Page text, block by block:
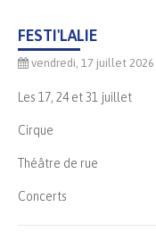
FESTI'LALIE
vendredi, 17 juillet 2026
Les 17, 24 et 31 juillet
Cirque
Théâtre de rue
Concerts